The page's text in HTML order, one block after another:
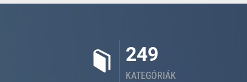
249
KATEGÓRIÁK